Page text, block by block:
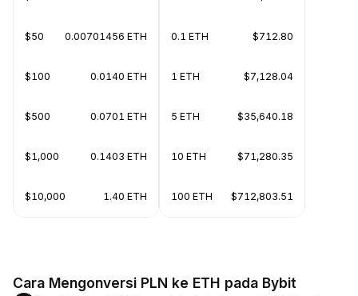
$50 0.00701456 ETH
$100 0.0140 ETH
$500 0.0701 ETH
$1,000 0.1403 ETH
$10,000 1.40 ETH
0.1 ETH $712.80
1 ETH $7,128.04
5 ETH $35,640.18
10 ETH $71,280.35
100 ETH $712,803.51
Cara Mengonversi PLN ke ETH pada Bybit